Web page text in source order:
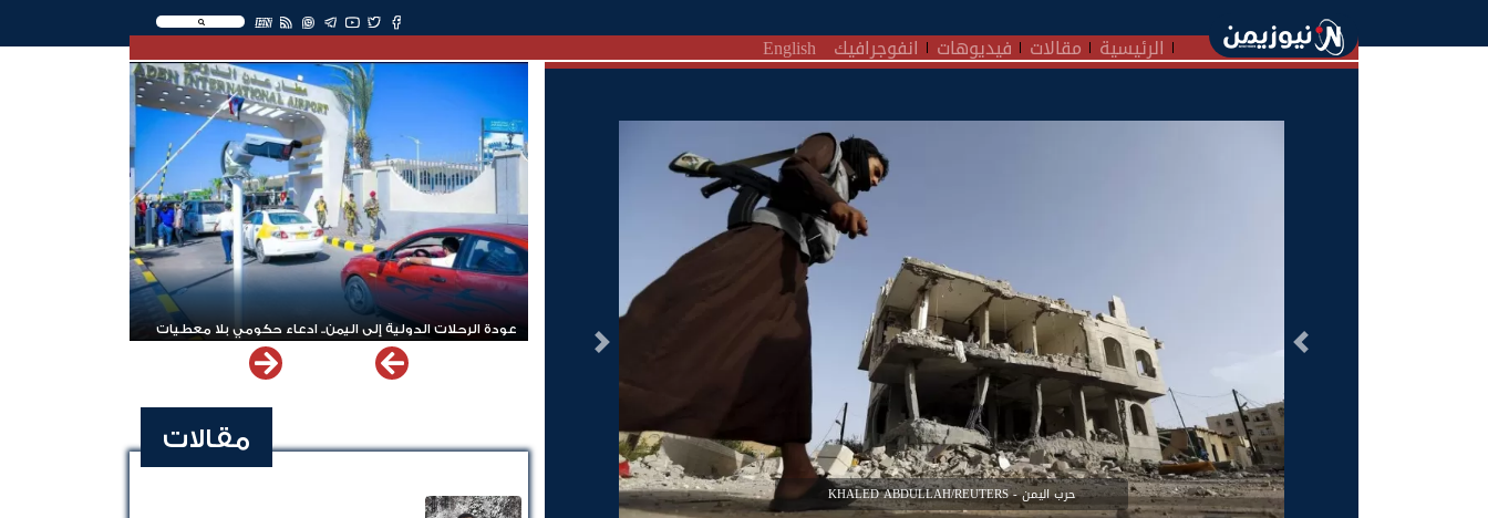
EN
الرئيسية مقالات فيديوهات انفوجرافيك English
حرب اليمن - KHALED ABDULLAH/REUTERS
السابق التالى
عودة الرحلات الدولية إلى اليمن.. ادعاء حكومي بلا معطيات
مقالات